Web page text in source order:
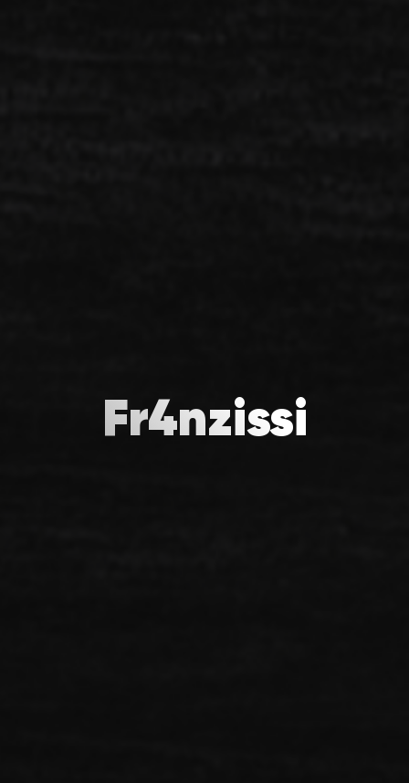
Fr4nzissi